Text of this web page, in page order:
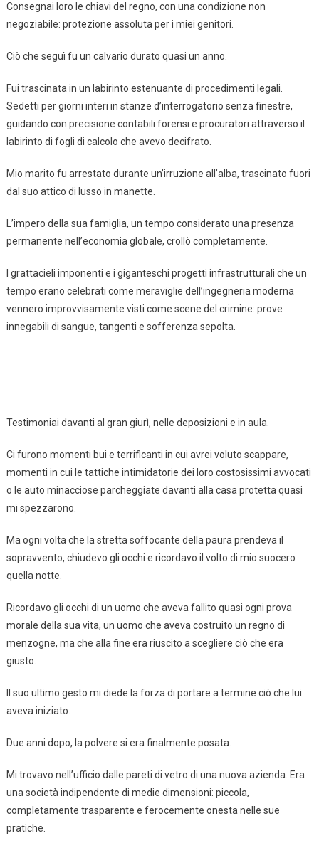
Consegnai loro le chiavi del regno, con una condizione non
negoziabile: protezione assoluta per i miei genitori.
Ciò che seguì fu un calvario durato quasi un anno.
Fui trascinata in un labirinto estenuante di procedimenti legali.
Sedetti per giorni interi in stanze d’interrogatorio senza finestre,
guidando con precisione contabili forensi e procuratori attraverso il
labirinto di fogli di calcolo che avevo decifrato.
Mio marito fu arrestato durante un’irruzione all’alba, trascinato fuori
dal suo attico di lusso in manette.
L’impero della sua famiglia, un tempo considerato una presenza
permanente nell’economia globale, crollò completamente.
I grattacieli imponenti e i giganteschi progetti infrastrutturali che un
tempo erano celebrati come meraviglie dell’ingegneria moderna
vennero improvvisamente visti come scene del crimine: prove
innegabili di sangue, tangenti e sofferenza sepolta.
Testimoniai davanti al gran giurì, nelle deposizioni e in aula.
Ci furono momenti bui e terrificanti in cui avrei voluto scappare,
momenti in cui le tattiche intimidatorie dei loro costosissimi avvocati
o le auto minacciose parcheggiate davanti alla casa protetta quasi
mi spezzarono.
Ma ogni volta che la stretta soffocante della paura prendeva il
sopravvento, chiudevo gli occhi e ricordavo il volto di mio suocero
quella notte.
Ricordavo gli occhi di un uomo che aveva fallito quasi ogni prova
morale della sua vita, un uomo che aveva costruito un regno di
menzogne, ma che alla fine era riuscito a scegliere ciò che era
giusto.
Il suo ultimo gesto mi diede la forza di portare a termine ciò che lui
aveva iniziato.
Due anni dopo, la polvere si era finalmente posata.
Mi trovavo nell’ufficio dalle pareti di vetro di una nuova azienda. Era
una società indipendente di medie dimensioni: piccola,
completamente trasparente e ferocemente onesta nelle sue
pratiche.